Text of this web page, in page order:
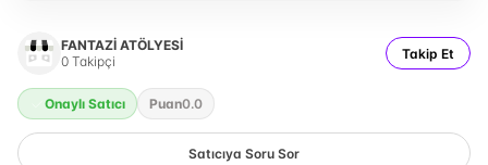
FANTAZİ ATÖLYESİ
0 Takipçi Takip Et
Onaylı Satıcı Puan0.0
Satıcıya Soru Sor